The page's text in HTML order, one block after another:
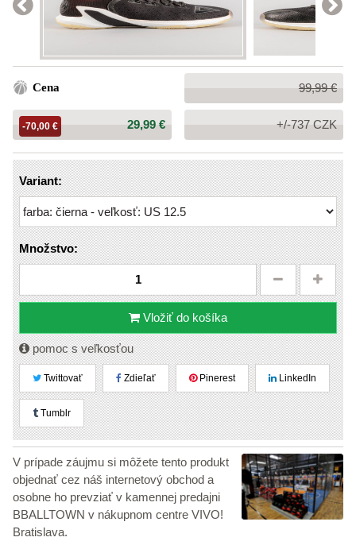
Cena
Bežná
cena:
99,99 €
Cena:
29,99 €
-70,00 € +/-737 CZK
Variant:
Množstvo:
Vložiť do košíka
pomoc s veľkosťou
Twittovať Zdieľať Pinerest LinkedIn
Tumblr
V prípade záujmu si môžete tento produkt
objednať cez náš internetový obchod a
osobne ho prevziať v kamennej predajni
BBALLTOWN v nákupnom centre VIVO!
Bratislava.